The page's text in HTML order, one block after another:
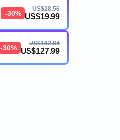
-30%
US$28.56
US$19.99
-30%
US$182.84
US$127.99